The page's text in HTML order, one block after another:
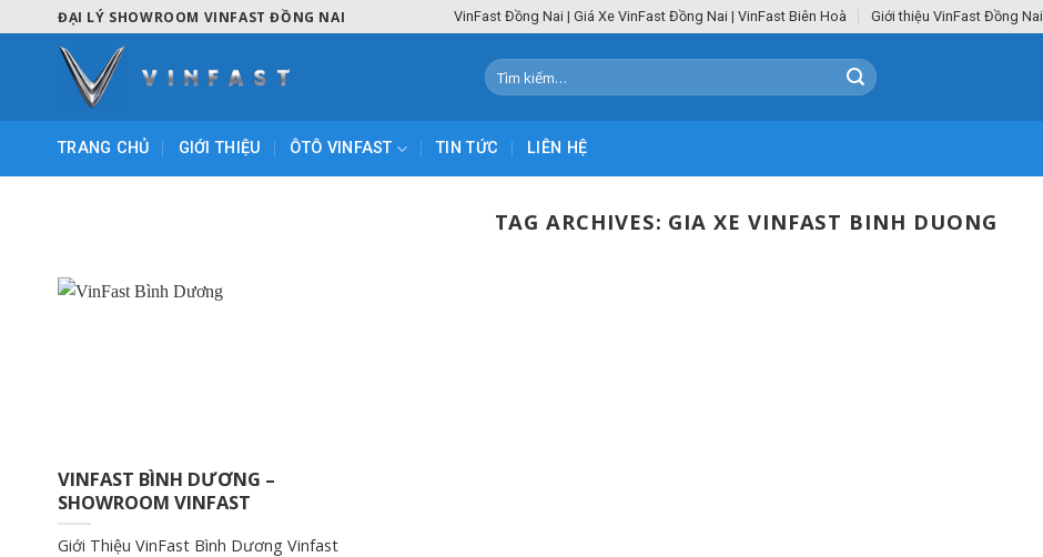
to
ĐẠI LÝ SHOWROOM VINFAST ĐỒNG NAI VinFast Đồng Nai | Giá Xe VinFast Đồng Nai | VinFast Biên Hoà Giới thiệu VinFast Đồng Nai
Tìm
kiếm:
TRANG CHỦ GIỚI THIỆU ÔTÔ VINFAST TIN TỨC LIÊN HỆ
TAG ARCHIVES: GIA XE VINFAST BINH DUONG
VINFAST BÌNH DƯƠNG –
SHOWROOM VINFAST
Giới Thiệu VinFast Bình Dương Vinfast